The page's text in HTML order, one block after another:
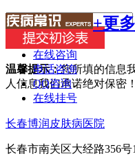
温馨提示：您所填的信息
人信息我们承诺绝对保密！
+更多
在线咨询
电话咨询
QQ咨询
在线挂号
长春博润皮肤病医院
长春市南关区大经路356号